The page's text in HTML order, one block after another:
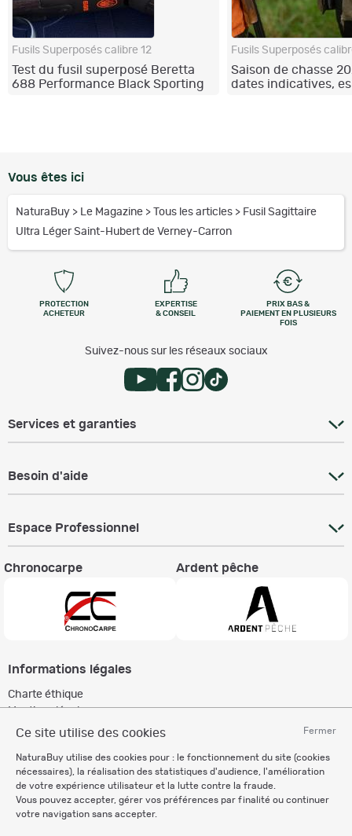
Fermer
Ce site utilise des cookies
NaturaBuy utilise des cookies pour : le fonctionnement du site (cookies
nécessaires), la réalisation des statistiques d'audience, l'amélioration
de votre expérience utilisateur et la lutte contre la fraude.
Vous pouvez accepter, gérer vos préférences par finalité ou continuer
votre navigation sans accepter.
Fusils Superposés calibre 12
Test du fusil superposé Beretta
688 Performance Black Sporting
Fusils Superposés
Saison de chasse
dates indicatives,
Vous êtes ici
NaturaBuy > Le Magazine > Tous les articles > Fusil Sagittaire
Ultra Léger Saint-Hubert de Verney-Carron
PROTECTION
ACHETEUR
EXPERTISE
& CONSEIL
PRIX BAS &
PAIEMENT EN PLUSIEURS
FOIS
Suivez-nous sur les réseaux sociaux
Services et garanties
Besoin d'aide
Espace Professionnel
Chronocarpe Ardent pêche
Informations légales
Charte éthique
Mentions légales
Règlement & Conditions d'utilisation
des données personnelles
Personnalisation des cookies
Recevez nos newsletters